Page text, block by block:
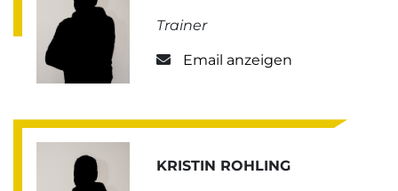
Trainer
Email anzeigen
KRISTIN ROHLING